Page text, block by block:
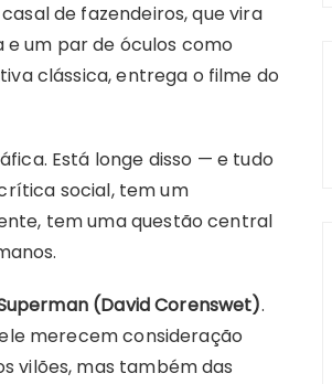
de fazendeiros, que vira
um par de óculos como
clássica, entrega o filme do
Está longe disso — e tudo
social, tem um
tem uma questão central
(David Corenswet).
merecem consideração
vilões, mas também das